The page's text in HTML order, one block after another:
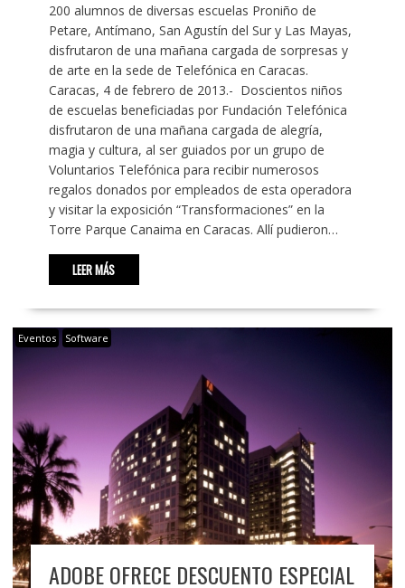
200 alumnos de diversas escuelas Proniño de
Petare, Antímano, San Agustín del Sur y Las Mayas,
disfrutaron de una mañana cargada de sorpresas y
de arte en la sede de Telefónica en Caracas.
Caracas, 4 de febrero de 2013.- Doscientos niños
de escuelas beneficiadas por Fundación Telefónica
disfrutaron de una mañana cargada de alegría,
magia y cultura, al ser guiados por un grupo de
Voluntarios Telefónica para recibir numerosos
regalos donados por empleados de esta operadora
y visitar la exposición “Transformaciones” en la
Torre Parque Canaima en Caracas. Allí pudieron…
LEER MÁS
Eventos Software
ADOBE OFRECE DESCUENTO ESPECIAL